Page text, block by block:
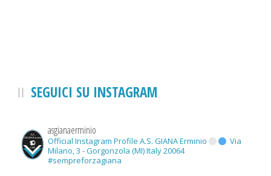
SEGUICI SU INSTAGRAM
asgianaerminio
Official Instagram Profile A.S. GIANA Erminio
Via
Milano, 3 - Gorgonzola (MI) Italy 20064
#sempreforzagiana